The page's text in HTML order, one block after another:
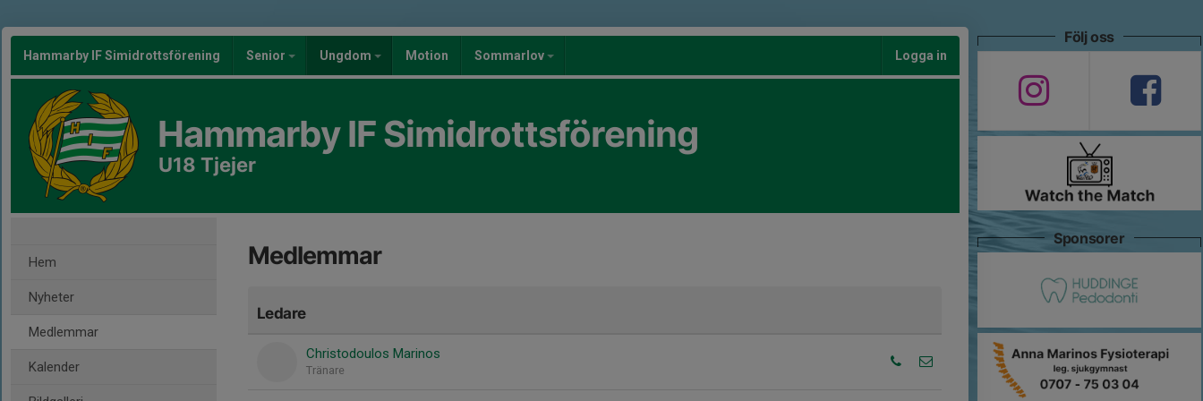
Hammarby IF Simidrottsförening Senior Ungdom Motion Sommarlov Logga in
Hammarby IF Simidrottsförening
U18 Tjejer
Hem
Nyheter
Medlemmar
Kalender
Medlemmar
Ledare
Christodoulos Marinos
Tränare
Följ oss
Sponsorer